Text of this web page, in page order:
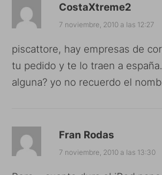
CostaXtreme2
7 noviembre, 2010 a las 12:27
piscattore, hay empresas de
tu pedido y te lo traen a
alguna? yo no recuerdo el
Fran Rodas
7 noviembre, 2010 a las 13:30